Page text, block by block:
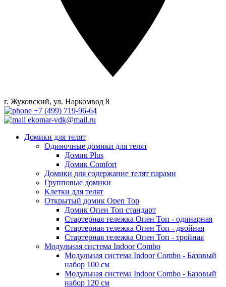
г. Жуковский, ул. Наркомвод 8
+7 (499) 719-96-64
ekomar-vdk@mail.ru
Домики для телят
Одиночные домики для телят
Домик Plus
Домик Comfort
Домики для содержание телят парами
Групповые домики
Клетки для телят
Открытый домик Open Top
Домик Опен Топ стандарт
Стартерная тележка Опен Топ - одинарная
Стартерная тележка Опен Топ - двойная
Стартерная тележка Опен Топ - тройная
Модульная система Indoor Combo
Модульная система Indoor Combo - Базовый
набор 100 см
Модульная система Indoor Combo - Базовый
набор 120 см